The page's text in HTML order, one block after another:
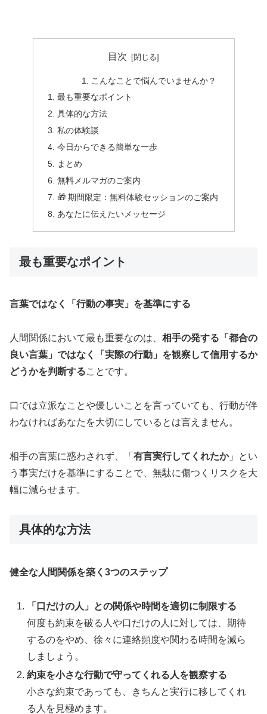
目次
こんなことで悩んでいませんか？
最も重要なポイント
具体的な方法
私の体験談
今日からできる簡単な一歩
まとめ
無料メルマガのご案内
🎁 期間限定：無料体験セッションのご案内
あなたに伝えたいメッセージ
最も重要なポイント
言葉ではなく「行動の事実」を基準にする
人間関係において最も重要なのは、 相手の発する「都合の
良い言葉」ではなく「実際の行動」を観察して信用するか
どうかを判断することです。
口では立派なことや優しいことを言っていても、行動が伴
わなければあなたを大切にしているとは言えません。
相手の言葉に惑わされず、「 有言実行してくれたか」とい
う事実だけを基準にすることで、無駄に傷つくリスクを大
幅に減らせます。
具体的な方法
健全な人間関係を築く3つのステップ
「口だけの人」との関係や時間を適切に制限する
何度も約束を破る人や口だけの人に対しては、期待
するのをやめ、徐々に連絡頻度や関わる時間を減ら
しましょう。
約束を小さな行動で守ってくれる人を観察する
小さな約束であっても、きちんと実行に移してくれ
る人を見極めます。